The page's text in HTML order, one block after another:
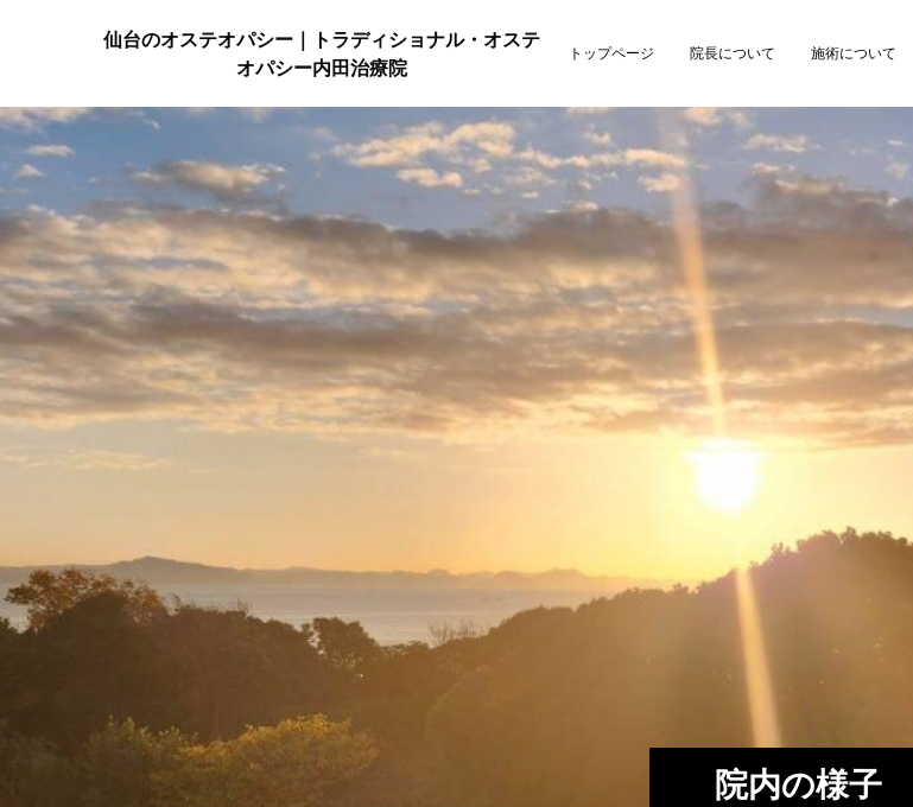
仙台のオステオパシー｜トラディショナル・オステ
オパシー内田治療院
トップページ 院長について 施術について
院内の様子